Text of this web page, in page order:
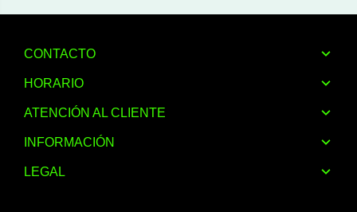
CONTACTO
HORARIO
ATENCIÓN AL CLIENTE
INFORMACIÓN
LEGAL